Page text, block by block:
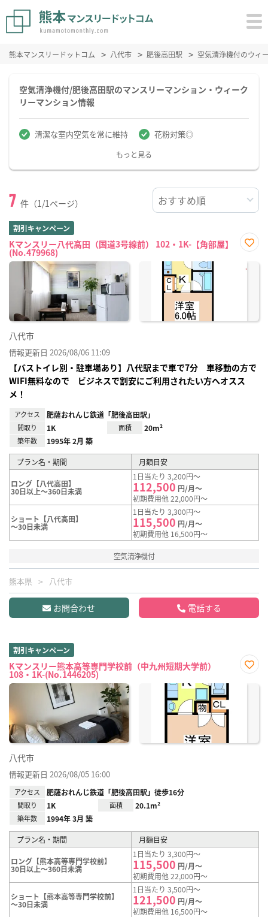
熊本マンスリードットコム 八代市 肥後高田駅 空気清浄機付のウィ
空気清浄機付/肥後高田駅のマンスリーマンション・ウィーク
リーマンション情報
清潔な室内空気を常に維持 花粉対策◎
もっと見る
7 件（1/1ページ）
割引キャンペーン
Kマンスリー八代高田（国道3号線前） 102・1K-【角部屋】
(No.479968)
に入
り登
八代市
情報更新日 2026/08/06 11:09
【バストイレ別・駐車場あり】八代駅まで車で7分 車移動の方で
WIFI無料なので ビジネスで割安にご利用されたい方へオスス
メ！
アクセス 肥薩おれんじ鉄道「肥後高田駅」
間取り 1K 面積 20m²
築年数 1995年 2月 築
プラン名・期間 月額目安
ロング【八代高田】
30日以上～360日未満
1日当たり 3,200円～
112,500 円/月～
初期費用他 22,000円～
ショート【八代高田】
～30日未満
1日当たり 3,300円～
115,500 円/月～
初期費用他 16,500円～
空気清浄機付
熊本県 八代市
お問合わせ 電話する
割引キャンペーン
Kマンスリー熊本高等専門学校前（中九州短期大学前）
108・1K-(No.1446205)
に入
八代市
情報更新日 2026/08/05 16:00
アクセス 肥薩おれんじ鉄道「肥後高田駅」徒歩16分
間取り 1K 面積 20.1m²
築年数 1994年 3月 築
プラン名・期間 月額目安
ロング【熊本高等専門学校前】
30日以上～360日未満
1日当たり 3,300円～
115,500 円/月～
初期費用他 22,000円～
ショート【熊本高等専門学校前】
～30日未満
1日当たり 3,500円～
121,500 円/月～
初期費用他 16,500円～